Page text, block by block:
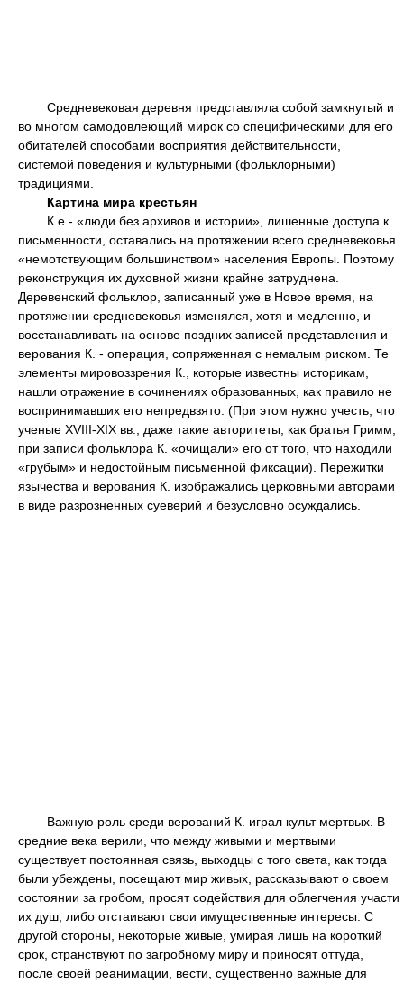
Средневековая деревня представляла собой замкнутый и
во многом самодовлеющий мирок со специфическими для его
обитателей способами восприятия действительности,
системой поведения и культурными (фольклорными)
традициями.
Картина мира крестьян
К.е - «люди без архивов и истории», лишенные доступа к
письменности, оставались на протяжении всего средневековья
«немотствующим большинством» населения Европы. Поэтому
реконструкция их духовной жизни крайне затруднена.
Деревенский фольклор, записанный уже в Новое время, на
протяжении средневековья изменялся, хотя и медленно, и
восстанавливать на основе поздних записей представления и
верования К. - операция, сопряженная с немалым риском. Те
элементы мировоззрения К., которые известны историкам,
нашли отражение в сочинениях образованных, как правило не
воспринимавших его непредвзято. (При этом нужно учесть, что
ученые XVIII-XIX вв., даже такие авторитеты, как братья Гримм,
при записи фольклора К. «очищали» его от того, что находили
«грубым» и недостойным письменной фиксации). Пережитки
язычества и верования К. изображались церковными авторами
в виде разрозненных суеверий и безусловно осуждались.
Важную роль среди верований К. играл культ мертвых. В
средние века верили, что между живыми и мертвыми
существует постоянная связь, выходцы с того света, как тогда
были убеждены, посещают мир живых, рассказывают о своем
состоянии за гробом, просят содействия для облегчения участи
их душ, либо отстаивают свои имущественные интересы. С
другой стороны, некоторые живые, умирая лишь на короткий
срок, странствуют по загробному миру и приносят оттуда,
после своей реанимации, вести, существенно важные для